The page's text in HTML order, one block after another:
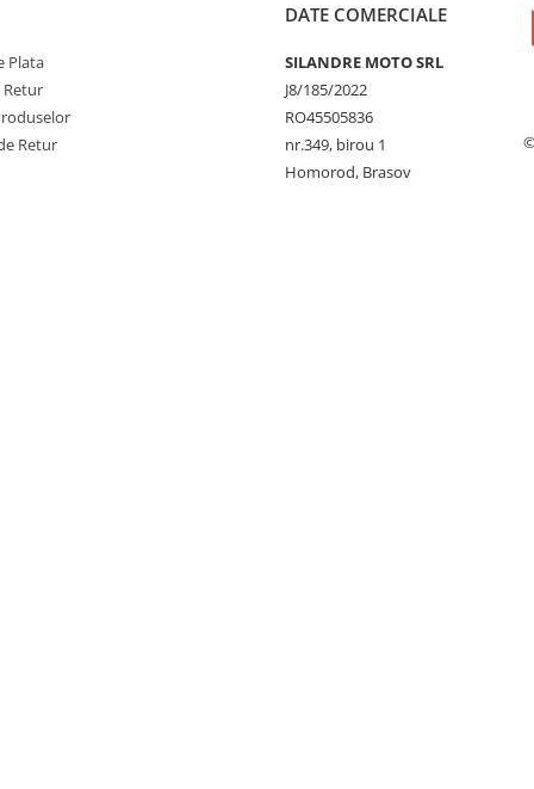
Plata
Retur
Retur
DATE COMERCIALE
SILANDRE MOTO SRL
J8/185/2022
RO45505836
nr.349, birou 1
Homorod, Brasov